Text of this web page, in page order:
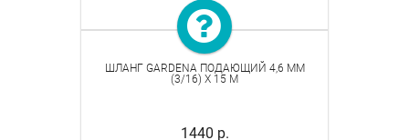
ШЛАНГ GARDENA ПОДАЮЩИЙ 4,6 ММ
(3/16) Х 15 М
1440 р.